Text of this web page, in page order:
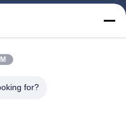
for?